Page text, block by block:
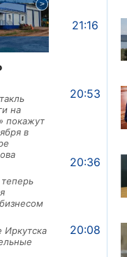
на
покажут
в
Иркутска
21:16
20:53
20:36
20:08